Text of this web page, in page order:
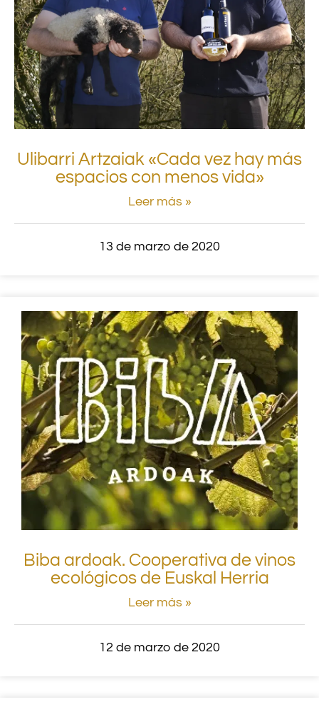
Ulibarri Artzaiak «Cada vez hay más
espacios con menos vida»
Leer más »
13 de marzo de 2020
Biba ardoak. Cooperativa de vinos
ecológicos de Euskal Herria
Leer más »
12 de marzo de 2020